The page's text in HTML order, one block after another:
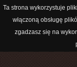
Ta strona wykorzystuje
włączoną obsługę
zgadzasz się na